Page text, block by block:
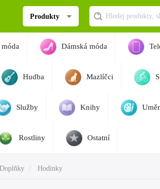
Produkty
móda Dámská móda
Hudba Mazlíčci
Služby Knihy
Rostliny Ostatní
Doplňky Hodinky